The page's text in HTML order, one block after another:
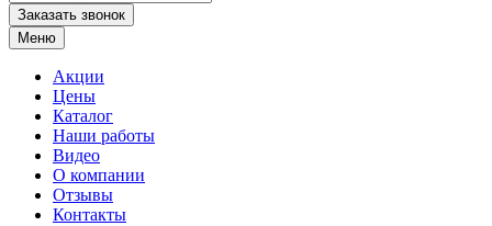
Заказать звонок
Меню
Акции
Цены
Каталог
Наши работы
Видео
О компании
Отзывы
Контакты